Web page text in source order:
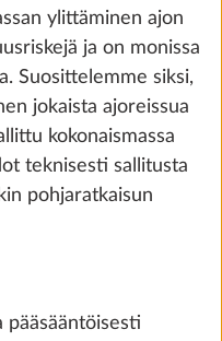
ylittäminen ajon
ja on monissa
Suosittelemme siksi,
jokaista ajoreissua
kokonaismassa
teknisesti sallitusta
pohjaratkaisun
pääsääntöisesti